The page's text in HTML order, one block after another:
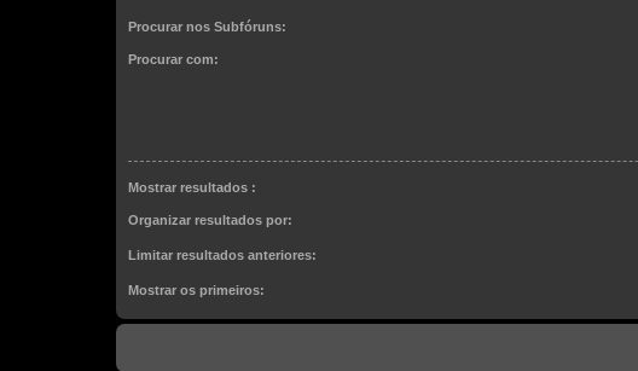
Procurar nos Subfóruns:
Procurar com:
Mostrar resultados :
Organizar resultados por:
Limitar resultados anteriores:
Mostrar os primeiros: